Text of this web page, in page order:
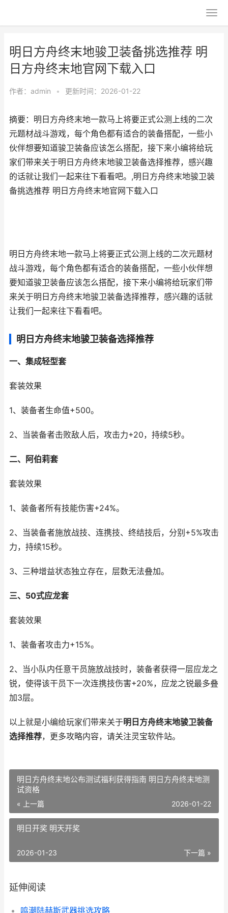
明日方舟终末地骏卫装备挑选推荐 明
日方舟终末地官网下载入口
作者： admin • 更新时间：2026-01-22
摘要：明日方舟终末地一款马上将要正式公测上线的二次
元题材战斗游戏，每个角色都有适合的装备搭配，一些小
伙伴想要知道骏卫装备应该怎么搭配，接下来小编将给玩
家们带来关于明日方舟终末地骏卫装备选择推荐，感兴趣
的话就让我们一起来往下看看吧。,明日方舟终末地骏卫装
备挑选推荐 明日方舟终末地官网下载入口
明日方舟终末地一款马上将要正式公测上线的二次元题材
战斗游戏，每个角色都有适合的装备搭配，一些小伙伴想
要知道骏卫装备应该怎么搭配，接下来小编将给玩家们带
来关于明日方舟终末地骏卫装备选择推荐，感兴趣的话就
让我们一起来往下看看吧。
明日方舟终末地骏卫装备选择推荐
一、集成轻型套
套装效果
1、装备者生命值+500。
2、当装备者击败敌人后，攻击力+20，持续5秒。
二、阿伯莉套
套装效果
1、装备者所有技能伤害+24%。
2、当装备者施放战技、连携技、终结技后，分别+5%攻击
力，持续15秒。
3、三种增益状态独立存在，层数无法叠加。
三、50式应龙套
套装效果
1、装备者攻击力+15%。
2、当小队内任意干员施放战技时，装备者获得一层应龙之
锐，使得该干员下一次连携技伤害+20%，应龙之锐最多叠
加3层。
以上就是小编给玩家们带来关于明日方舟终末地骏卫装备
选择推荐，更多攻略内容，请关注灵宝软件站。
明日方舟终末地公布测试福利获得指南 明日方舟终末地测
试资格
« 上一篇 2026-01-22
明日开奖 明天开奖
下一篇 »
2026-01-23
延伸阅读
鸣潮陆赫斯武器挑选攻略